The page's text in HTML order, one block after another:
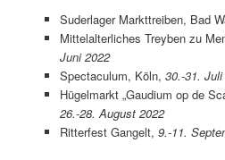
Suderlager Markttreiben, Bad
Mittelalterliches Treyben zu
Juni 2022
Spectaculum, Köln, 30.-31. Juli
Hügelmarkt „Gaudium op de
26.-28. August 2022
Ritterfest Gangelt, 9.-11.